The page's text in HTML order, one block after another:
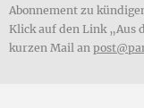
Abonnement zu
Klick auf den Link „Aus
kurzen Mail an